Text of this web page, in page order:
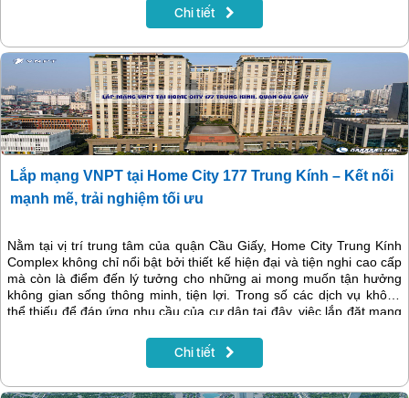
Chi tiết
Lắp mạng VNPT tại Home City 177 Trung Kính – Kết nối
mạnh mẽ, trải nghiệm tối ưu
Nằm tại vị trí trung tâm của quận Cầu Giấy, Home City Trung Kính
Complex không chỉ nổi bật bởi thiết kế hiện đại và tiện nghi cao cấp
mà còn là điểm đến lý tưởng cho những ai mong muốn tận hưởng
không gian sống thông minh, tiện lợi. Trong số các dịch vụ không
thể thiếu để đáp ứng nhu cầu của cư dân tại đây, việc lắp đặt mạng
sống và đáp ứng nhu cầu kết nối ngày càng cao.
Chi tiết